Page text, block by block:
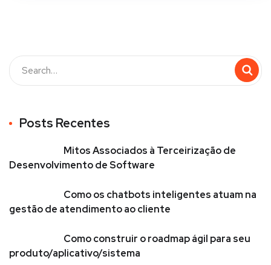
Posts Recentes
Mitos Associados à Terceirização de
Desenvolvimento de Software
Como os chatbots inteligentes atuam na
gestão de atendimento ao cliente
Como construir o roadmap ágil para seu
produto/aplicativo/sistema